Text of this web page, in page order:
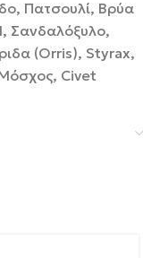
Πατσουλί, Βρύα
Σανδαλόξυλο,
(Orris), Styrax,
Civet